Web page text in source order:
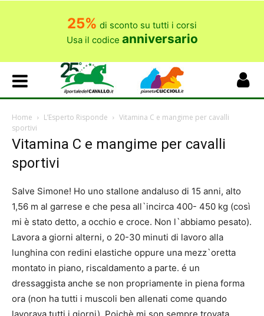
25% di sconto su tutti i corsi
Usa il codice anniversario
Home L’Esperto Risponde
Vitamina C e mangime per cavalli
sportivi
Vitamina C e mangime per cavalli
sportivi
Salve Simone! Ho uno stallone andaluso di 15 anni, alto
1,56 m al garrese e che pesa all`incirca 400- 450 kg (così
mi è stato detto, a occhio e croce. Non l`abbiamo pesato).
Lavora a giorni alterni, o 20-30 minuti di lavoro alla
lunghina con redini elastiche oppure una mezz`oretta
montato in piano, riscaldamento a parte. é un
dressaggista anche se non propriamente in piena forma
ora (non ha tutti i muscoli ben allenati come quando